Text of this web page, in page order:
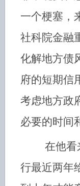
一个梗塞，
社科院金融
化解地方债
府的短期信
考虑地方政
必要的时间
在他看来
行最近两年